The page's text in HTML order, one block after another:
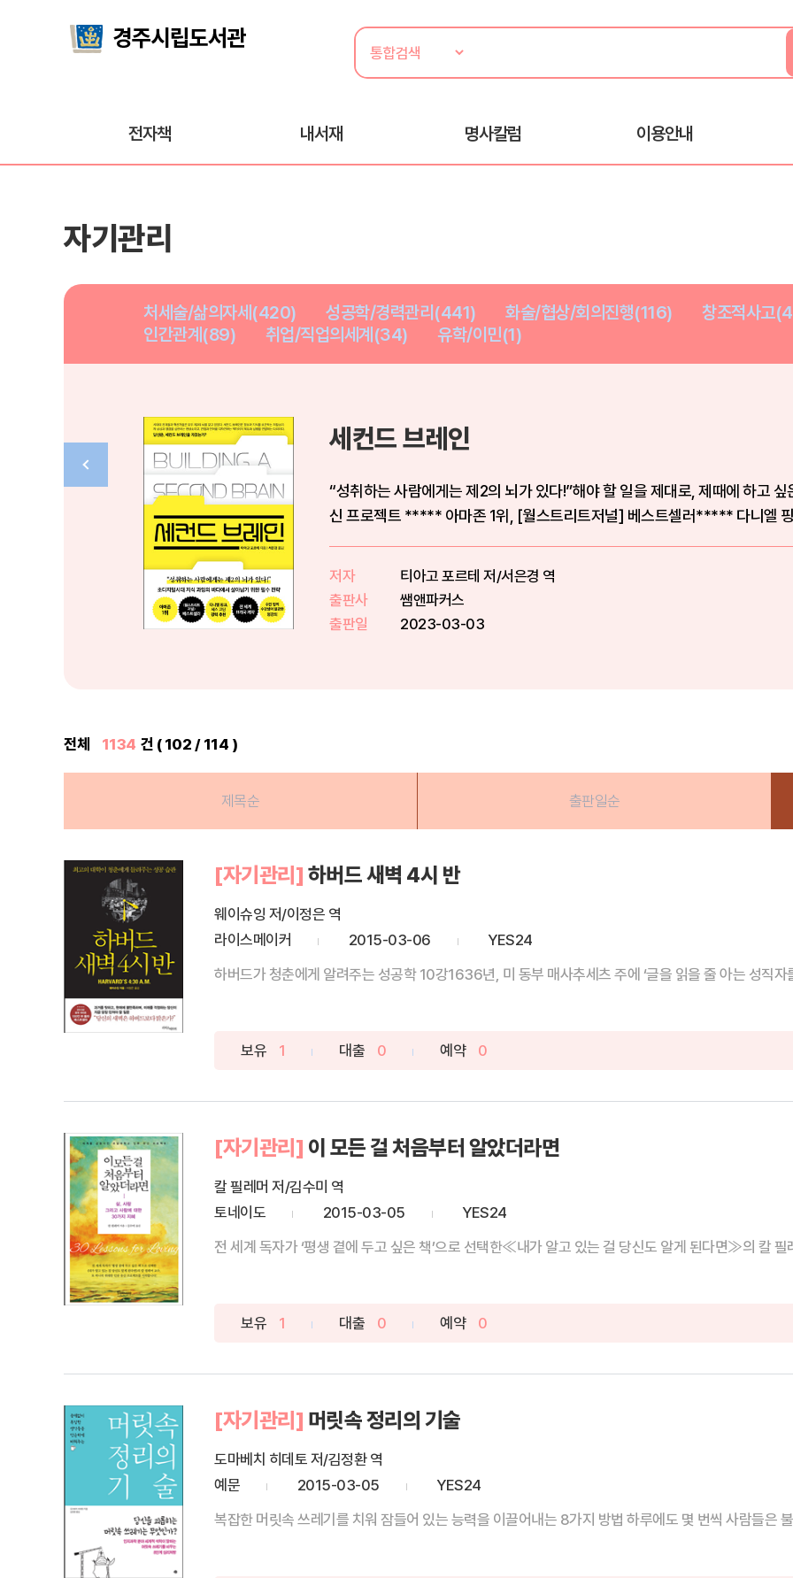
전자책 내서재 명사칼럼 이용안내
자기관리
처세술/삶의자세(420) 성공학/경력관리(441) 화술/협상/회의진행(116) 창조적사고
인간관계(89)
취업/직업의세계(34) 유학/이민(1)
세컨드 브레인
“성취하는 사람에게는 제2의 뇌가 있다!”해야 할 일을 제대로, 제때에 하고
신 프로젝트 ***** 아마존 1위, [월스트리트저널] 베스트셀러***** 다니엘
저자
티아고 포르테 저/서은경 역
출판사
쌤앤파커스
출판일
2023-03-03
전체 1134 건 ( 102 / 114 )
제목순 출판일순
[자기관리] 하버드 새벽 4시 반
웨이슈잉 저/이정은 역
라이스메이커
2015-03-06
YES24
하버드가 청춘에게 알려주는 성공학 10강1636년, 미 동부 매사추세츠 주에 ‘글을 읽을 줄 아는 성직자
보유 1 대출 0 예약 0
[자기관리] 이 모든 걸 처음부터 알았더라면
칼 필레머 저/김수미 역
토네이도
2015-03-05
YES24
전 세계 독자가 ‘평생 곁에 두고 싶은 책’으로 선택한≪내가 알고 있는 걸 당신도 알게 된다면≫의 칼 필
보유 1 대출 0 예약 0
[자기관리] 머릿속 정리의 기술
도마베치 히데토 저/김정환 역
예문
2015-03-05
YES24
복잡한 머릿속 쓰레기를 치워 잠들어 있는 능력을 이끌어내는 8가지 방법 하루에도 몇 번씩 사람들은